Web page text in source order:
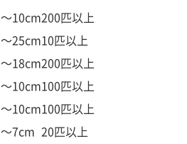
～10cm200匹以上
～25cm10匹以上
～18cm200匹以上
～10cm100匹以上
～10cm100匹以上
～7cm 20匹以上